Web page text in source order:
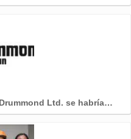
Ltd. se habría…